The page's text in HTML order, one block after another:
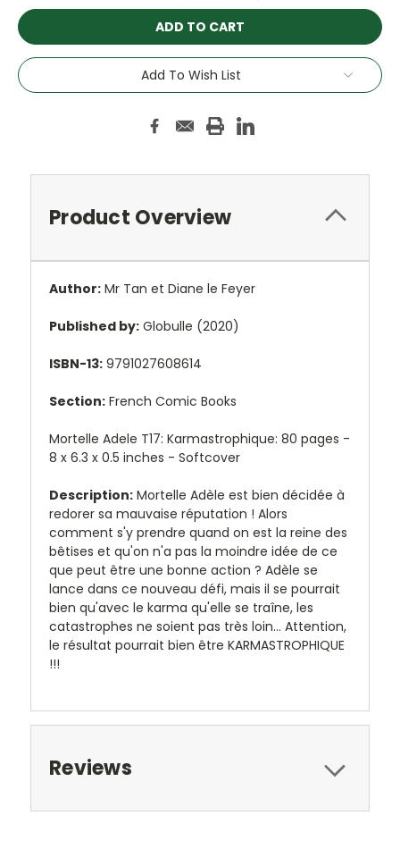
Add To Wish List
Product Overview
Author: Mr Tan et Diane le Feyer
Published by: Globulle (2020)
ISBN-13: 9791027608614
Section: French Comic Books
Mortelle Adele T17: Karmastrophique: 80 pages -
8 x 6.3 x 0.5 inches - Softcover
Description: Mortelle Adèle est bien décidée à
redorer sa mauvaise réputation ! Alors
comment s'y prendre quand on est la reine des
bêtises et qu'on n'a pas la moindre idée de ce
que peut être une bonne action ? Adèle se
lance dans ce nouveau défi, mais il se pourrait
bien qu'avec le karma qu'elle se traîne, les
catastrophes ne soient pas très loin... Attention,
le résultat pourrait bien être KARMASTROPHIQUE
!!!
Reviews